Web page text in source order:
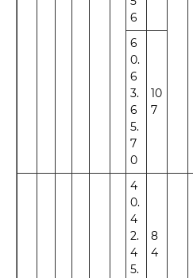
6
6
0.
6
3.
6
5.
7
0
10
7
4
0.
4
2.
4
5.
8
4